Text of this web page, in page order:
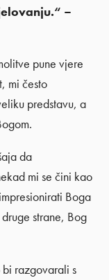
–
pune vjere
mi često
predstavu, a
da
mi se čini kao
Boga
strane, Bog
razgovarali s